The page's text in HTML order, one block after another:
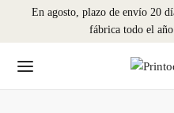
En agosto, plazo de envío 20
fábrica todo el